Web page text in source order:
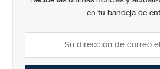
en tu bandeja de